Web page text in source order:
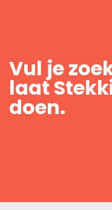
Vul je
laat
doen.